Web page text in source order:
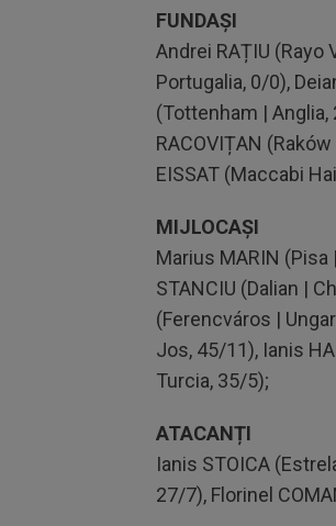
FUNDAȘI
Andrei RAȚIU (Rayo
Portugalia, 0/0),
(Tottenham | Anglia,
RACOVIȚAN
EISSAT (Maccabi
MIJLOCAȘI
Marius MARIN (Pisa
STANCIU (Dalian |
(Ferencváros |
Jos, 45/11), Ianis
Turcia, 35/5);
ATACANȚI
Ianis STOICA
27/7), Florinel